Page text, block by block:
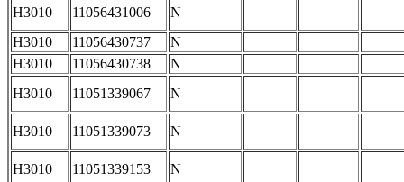
H3010 11056431006
N
H3010
11056430737
N
H3010
11056430738
N
H3010
11051339067 N
H3010 11051339073 N
H3010 11051339153
N